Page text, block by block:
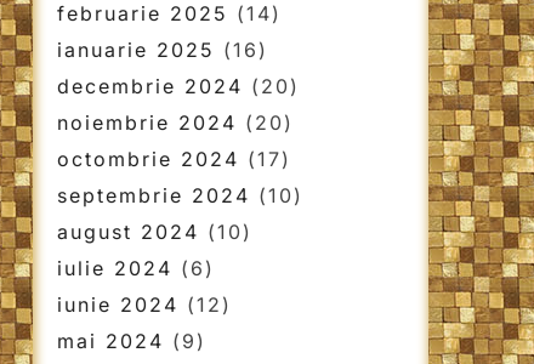
februarie 2025 (14)
ianuarie 2025 (16)
decembrie 2024 (20)
noiembrie 2024 (20)
octombrie 2024 (17)
septembrie 2024 (10)
august 2024 (10)
iulie 2024 (6)
iunie 2024 (12)
mai 2024 (9)